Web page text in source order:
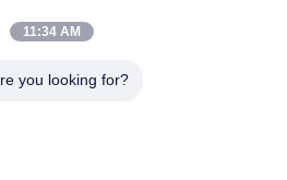
11:34 AM
you looking for?